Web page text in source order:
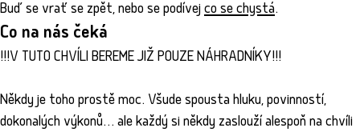
Buď se vrať se zpět, nebo se podívejco se chystá.
Co na nás čeká
!!!V TUTO CHVÍLI BEREME JIŽ POUZE NÁHRADNÍKY!!!
Někdy je toho prostě moc. Všude spousta hluku, povinností,
dokonalých výkonů… ale každý si někdy zaslouží alespoň na chvíli